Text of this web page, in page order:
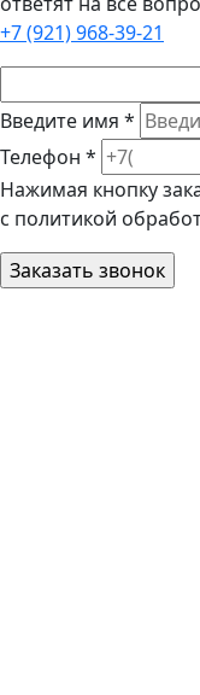
+7 (921) 968-39-21
Введите имя *
Телефон *
Нажимая кнопку
с политикой